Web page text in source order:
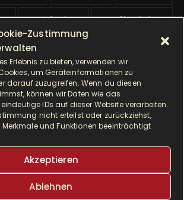
Zustimmung
Erlebnis zu bieten, verwenden wir
um Geräteinformationen zu
darauf zuzugreifen. Wenn du diesen
können wir Daten wie das
IDs auf dieser Website verarbeiten.
nicht erteilst oder zurückziehst,
und Funktionen beeinträchtigt
Akzeptieren
Ablehnen
Einfach Frühstück
Hefe Hefeteig
HP 5031
Gourmet kochen
Krups Master Perfect Gourmet
Krups Prep & Cook